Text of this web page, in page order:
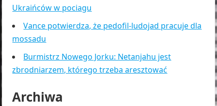
Ukraińców w pociagu
Vance potwierdza, że pedofil-ludojad pracuje dla
mossadu
Burmistrz Nowego Jorku: Netanjahu jest
zbrodniarzem, którego trzeba aresztować
Archiwa